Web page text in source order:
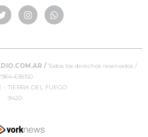
/Todos los derechos reservados /
618150
- TIERRA DEL FUEGO
9420